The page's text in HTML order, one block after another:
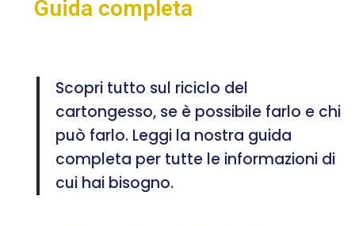
Guida completa
Scopri tutto sul riciclo del
cartongesso, se è possibile farlo e chi
può farlo. Leggi la nostra guida
completa per tutte le informazioni di
cui hai bisogno.